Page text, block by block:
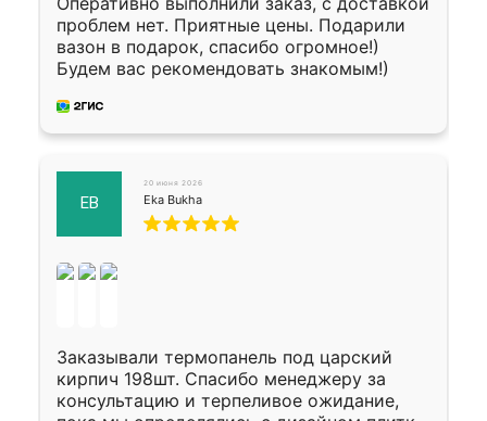
проблем нет. Приятные цены. Подарили
вазон в подарок, спасибо огромное!)
Будем вас рекомендовать знакомым!)
EB
20 июня 2026
Eka Bukha
Заказывали термопанель под царский
кирпич 198шт. Спасибо менеджеру за
консультацию и терпеливое ожидание,